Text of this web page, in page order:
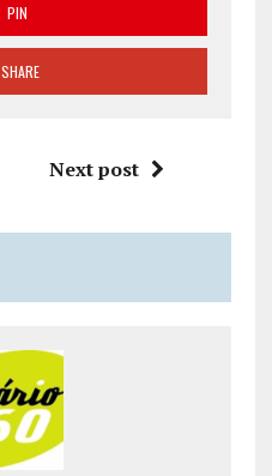
PIN
SHARE
Next post